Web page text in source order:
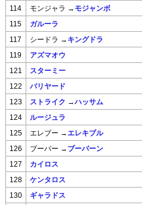
114 モンジャラ → モジャンボ
115 ガルーラ
117 シードラ → キングドラ
119 アズマオウ
121 スターミー
122 バリヤード
123 ストライク →ハッサム
124 ルージュラ
125 エレブー → エレキブル
126 ブーバー → ブーバーン
127 カイロス
128 ケンタロス
130 ギャラドス